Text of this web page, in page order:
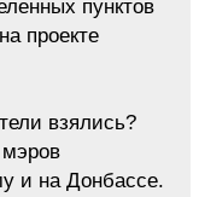
пунктов
проекте
взялись?
и на Донбассе.